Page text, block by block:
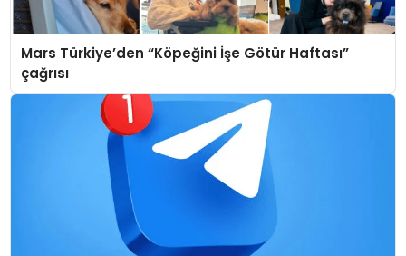
Mars Türkiye’den “Köpeğini İşe Götür Haftası”
çağrısı